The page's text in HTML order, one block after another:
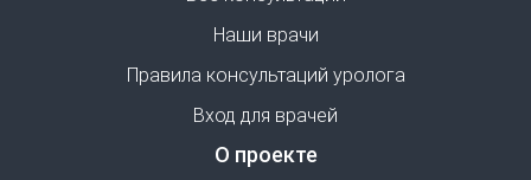
Наши врачи
Правила консультаций уролога
Вход для врачей
О проекте